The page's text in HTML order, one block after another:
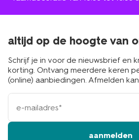
altijd op de hoogte van
Schrijf je in voor de nieuwsbrief en
korting. Ontvang meerdere keren
(online) aanbiedingen. Afmelden
e-
mailadres
aanmelden